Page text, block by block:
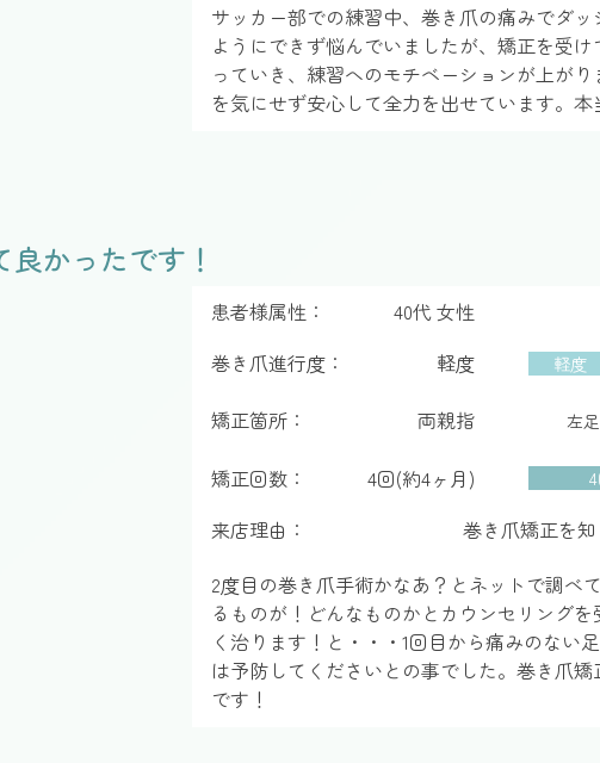
サッカー部での練習中、巻き爪の痛みでダッ
ようにできず悩んでいましたが、矯正を受
っていき、練習へのモチベーションが上が
を気にせず安心して全力を出せています。本
かったです！
患者様属性： 40代 女性
巻き爪進行度： 軽度 軽度
矯正箇所： 両親指 左足
矯正回数： 4回(約4ヶ月)
来店理由：
巻き爪矯正を
2度目の巻き爪手術かなあ？とネットで調べ
るものが！どんなものかとカウンセリング
く治ります！と・・・1回目から痛みのない
は予防してくださいとの事でした。巻き爪
です！